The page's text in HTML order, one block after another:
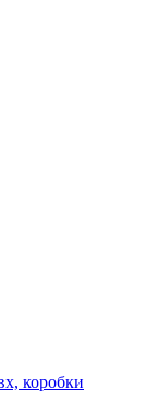
коробки